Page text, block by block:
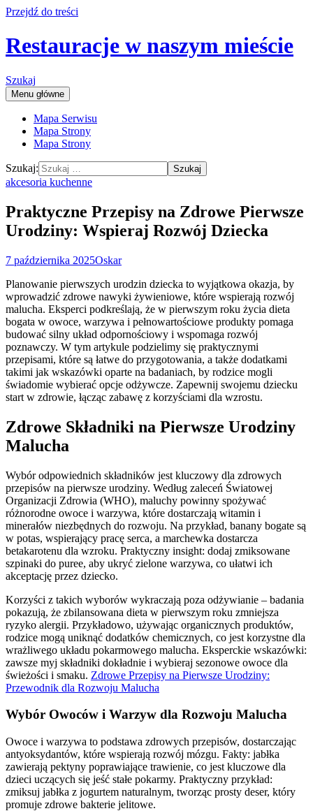
Przejdź do treści
Restauracje w naszym mieście
Szukaj
Menu główne
Mapa Serwisu
Mapa Strony
Mapa Strony
Szukaj:
akcesoria kuchenne
Praktyczne Przepisy na Zdrowe Pierwsze
Urodziny: Wspieraj Rozwój Dziecka
7 października 2025Oskar
Planowanie pierwszych urodzin dziecka to wyjątkowa okazja, by
wprowadzić zdrowe nawyki żywieniowe, które wspierają rozwój
malucha. Eksperci podkreślają, że w pierwszym roku życia dieta
bogata w owoce, warzywa i pełnowartościowe produkty pomaga
budować silny układ odpornościowy i wspomaga rozwój
poznawczy. W tym artykule podzielimy się praktycznymi
przepisami, które są łatwe do przygotowania, a także dodatkami
takimi jak wskazówki oparte na badaniach, by rodzice mogli
świadomie wybierać opcje odżywcze. Zapewnij swojemu dziecku
start w zdrowie, łącząc zabawę z korzyściami dla wzrostu.
Zdrowe Składniki na Pierwsze Urodziny
Malucha
Wybór odpowiednich składników jest kluczowy dla zdrowych
przepisów na pierwsze urodziny. Według zaleceń Światowej
Organizacji Zdrowia (WHO), maluchy powinny spożywać
różnorodne owoce i warzywa, które dostarczają witamin i
minerałów niezbędnych do rozwoju. Na przykład, banany bogate są
w potas, wspierający pracę serca, a marchewka dostarcza
betakarotenu dla wzroku. Praktyczny insight: dodaj zmiksowane
szpinaki do puree, aby ukryć zielone warzywa, co ułatwi ich
akceptację przez dziecko.
Korzyści z takich wyborów wykraczają poza odżywianie – badania
pokazują, że zbilansowana dieta w pierwszym roku zmniejsza
ryzyko alergii. Przykładowo, używając organicznych produktów,
rodzice mogą uniknąć dodatków chemicznych, co jest korzystne dla
wrażliwego układu pokarmowego malucha. Eksperckie wskazówki:
zawsze myj składniki dokładnie i wybieraj sezonowe owoce dla
świeżości i smaku. Zdrowe Przepisy na Pierwsze Urodziny:
Przewodnik dla Rozwoju Malucha
Wybór Owoców i Warzyw dla Rozwoju Malucha
Owoce i warzywa to podstawa zdrowych przepisów, dostarczając
antyoksydantów, które wspierają rozwój mózgu. Fakty: jabłka
zawierają pektyny poprawiające trawienie, co jest kluczowe dla
dzieci uczących się jeść stałe pokarmy. Praktyczny przykład:
zmiksuj jabłka z jogurtem naturalnym, tworząc prosty deser, który
promuje zdrowe bakterie jelitowe.